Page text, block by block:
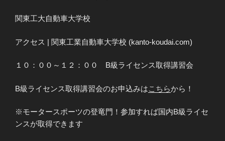
関東工大自動車大学校
アクセス | 関東工業自動車大学校 (kanto-koudai.com)
１０：００～１２：００ B級ライセンス取得講習会
B級ライセンス取得講習会のお申込みはこちらから！
※モータースポーツの登竜門！参加すれば国内B級ライセ
ンスが取得できます